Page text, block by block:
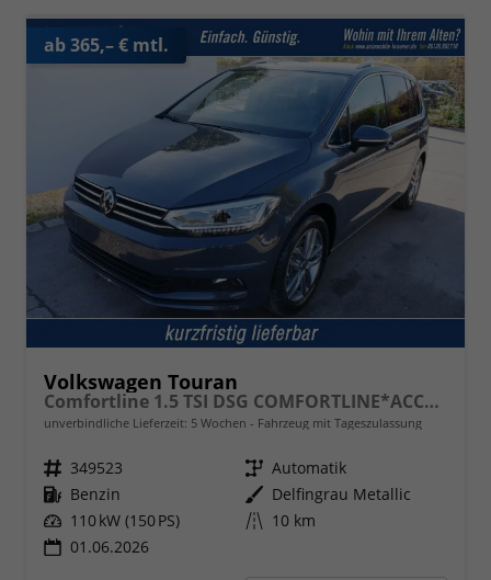
ab 365,– € mtl.
Volkswagen Touran
Comfortline 1.5 TSI DSG COMFORTLINE*ACC*LED*PDC*KAMERA*NAVI*SHZ* 7-SITZER 17-ZOLL
unverbindliche Lieferzeit: 5 Wochen Fahrzeug mit Tageszulassung
Fahrzeugnr. 349523 Getriebe Automatik
Kraftstoff Benzin Außenfarbe Delfingrau Metallic
Leistung 110 kW (150 PS) Kilometerstand 10 km
01.06.2026